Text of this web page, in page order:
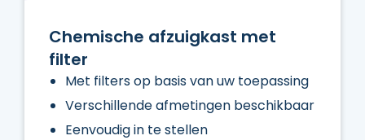
Chemische afzuigkast met
filter
Met filters op basis van uw toepassing
Verschillende afmetingen beschikbaar
Eenvoudig in te stellen